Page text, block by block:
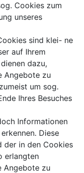
Cookies zum
unseres
sind klei- ne
auf Ihrem
dazu,
Angebote zu
um sog.
Ihres Besuches
Informationen
Diese
der in den Cookies
erlangten
Angebote zu